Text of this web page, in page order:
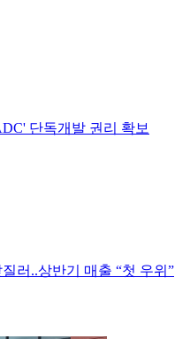
단독개발 권리 확보
러..상반기 매출 “첫 우위”